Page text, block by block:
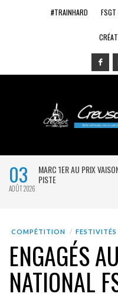
#TRAINHARD FSGT
03
AOÛT 2026
MARC 1ER AU PRIX
PISTE
COMPÉTITION FESTIVITÉS
ENGAGÉS
NATIONAL